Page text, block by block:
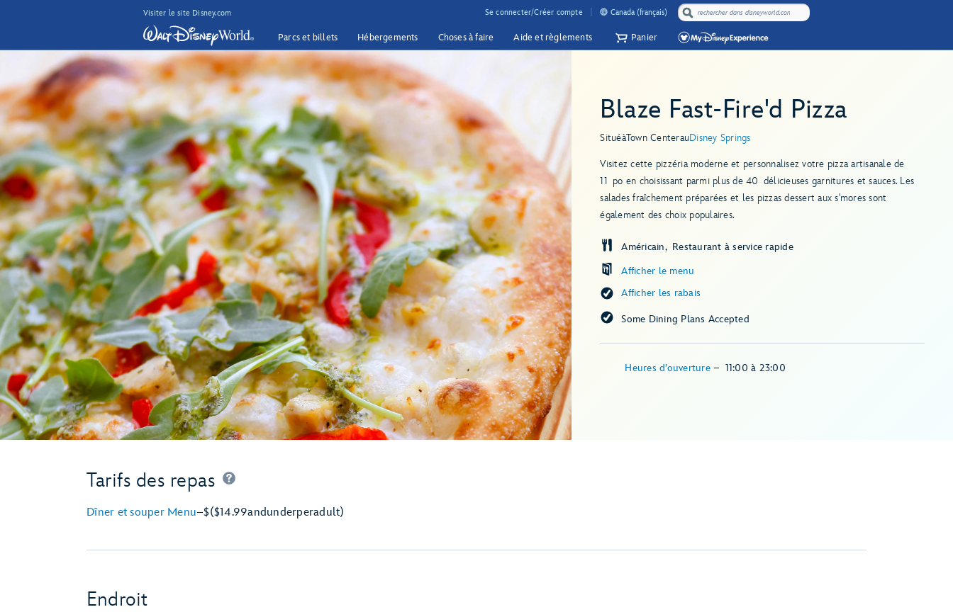
Visiter le site Disney.com Se connecter/Créer compte Canada (français)
Parcs et billets Hébergements Choses à faire Aide et règlements Panier
Blaze Fast-Fire'd Pizza
SituéàTown CenterauDisney Springs
Visitez cette pizzéria moderne et personnalisez votre pizza artisanale de
11 po en choisissant parmi plus de 40 délicieuses garnitures et sauces. Les
salades fraîchement préparées et les pizzas dessert aux s'mores sont
également des choix populaires.
Afficher le menu
Américain Restaurant à service rapide
Afficher les rabais
Some Dining Plans Accepted
Heures d’ouverture– 11:00 à 23:00
Tarifs des repas
Dîner et souper Menu–$($14.99andunderperadult)
Endroit